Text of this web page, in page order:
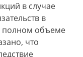
в случае
в
полном объеме
что